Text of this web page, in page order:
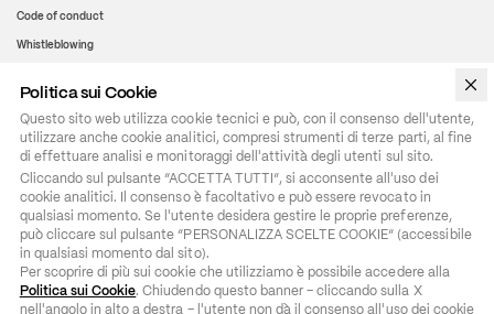
Code of conduct
Whistleblowing
WeChat
Politica sui Cookie
Questo sito web utilizza cookie tecnici e può, con il consenso dell'utente,
utilizzare anche cookie analitici, compresi strumenti di terze parti, al fine
di effettuare analisi e monitoraggi dell'attività degli utenti sul sito.
Cliccando sul pulsante “ACCETTA TUTTI”, si acconsente all'uso dei
cookie analitici. Il consenso è facoltativo e può essere revocato in
qualsiasi momento. Se l'utente desidera gestire le proprie preferenze,
può cliccare sul pulsante “PERSONALIZZA SCELTE COOKIE” (accessibile
in qualsiasi momento dal sito).
Per scoprire di più sui cookie che utilizziamo è possibile accedere alla
Politica sui Cookie. Chiudendo questo banner – cliccando sulla X
nell'angolo in alto a destra – l'utente non dà il consenso all'uso dei cookie